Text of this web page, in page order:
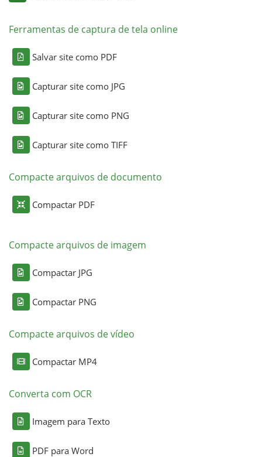
Ferramentas de captura de tela online
Salvar site como PDF
Capturar site como JPG
Capturar site como PNG
Capturar site como TIFF
Compacte arquivos de documento
Compactar PDF
Compacte arquivos de imagem
Compactar JPG
Compactar PNG
Compacte arquivos de vídeo
Compactar MP4
Converta com OCR
Imagem para Texto
PDF para Word